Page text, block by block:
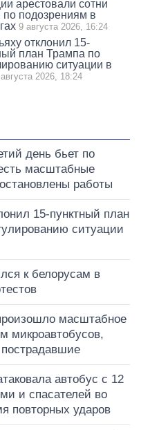
арестовали сотни
подозрениям в
9 августа 2026, 16:24
отклонил 15-
план Трампа по
ситуации в
2026, 18:24
день бьет по
масштабные
работы
15-пунктный план
ситуации
к белорусам в
масштабное
микроавтобусов,
автобус с 12
и спасателей во
повторных ударов